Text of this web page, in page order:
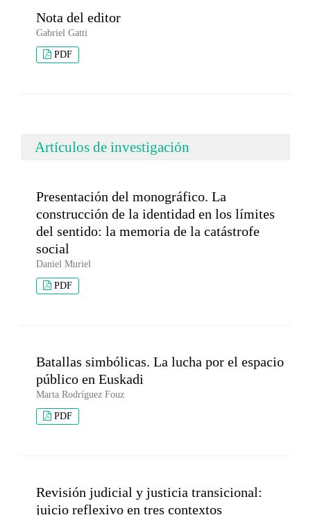
Nota del editor
Gabriel Gatti
PDF
Artículos de investigación
Presentación del monográfico. La
construcción de la identidad en los límites
del sentido: la memoria de la catástrofe
social
Daniel Muriel
PDF
Batallas simbólicas. La lucha por el espacio
público en Euskadi
Marta Rodríguez Fouz
PDF
Revisión judicial y justicia transicional:
juicio reflexivo en tres contextos